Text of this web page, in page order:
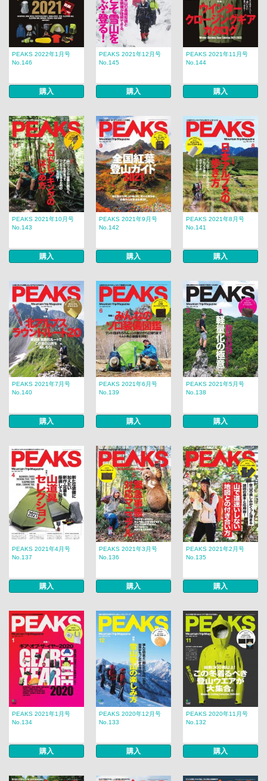
PEAKS 2022年1月号
No.146
購入
PEAKS 2021年12月号
No.145
購入
PEAKS 2021年11月号
No.144
購入
PEAKS 2021年10月号
No.143
購入
PEAKS 2021年9月号
No.142
購入
PEAKS 2021年8月号
No.141
購入
PEAKS 2021年7月号
No.140
購入
PEAKS 2021年6月号
No.139
購入
PEAKS 2021年5月号
No.138
購入
PEAKS 2021年4月号
No.137
購入
PEAKS 2021年3月号
No.136
購入
PEAKS 2021年2月号
No.135
購入
PEAKS 2021年1月号
No.134
購入
PEAKS 2020年12月号
No.133
購入
PEAKS 2020年11月号
No.132
購入